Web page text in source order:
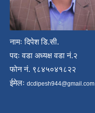
नामः दिपेश डि.सी.
पदः वडा अध्यक्ष वडा नं.२
फोन नं. ९८४५०४१८२२
ईमेलः dcdipesh944@gmail.com